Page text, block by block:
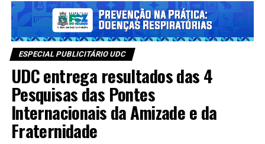
ESPECIAL PUBLICITÁRIO UDC
UDC entrega resultados das 4
Pesquisas das Pontes
Internacionais da Amizade e da
Fraternidade